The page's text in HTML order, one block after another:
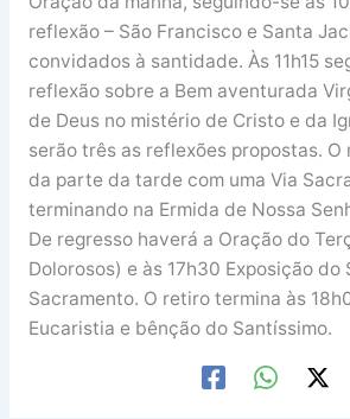
reflexão – São Francisco e Santa
convidados à santidade. Às 11h15
reflexão sobre a Bem aventurada
de Deus no mistério de Cristo e da
serão três as reflexões propostas. O
da parte da tarde com uma Via
terminando na Ermida de Nossa
De regresso haverá a Oração do
Dolorosos) e às 17h30 Exposição do
Sacramento. O retiro termina às
Eucaristia e bênção do Santíssimo.